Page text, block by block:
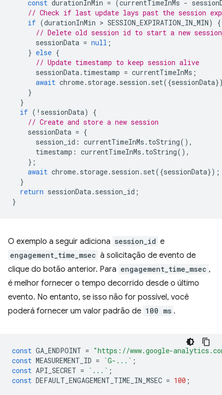
const durationInMin = (currentTimeInMs -
// Check if last update lays past the session
if (durationInMin > SESSION_EXPIRATION_IN_MIN)
{
// Delete old session id to start a new session
sessionData = null ;
} else {
// Update timestamp to keep session alive
sessionData. timestamp = currentTimeInMs ;
await chrome. storage. session . set({sessionData
}
}
if ( ! sessionData)
{
// Create and store a new session
sessionData = {
session_id : currentTimeInMs . toString(),
timestamp : currentTimeInMs . toString(),
};
await chrome. storage. session . set({sessionData});
}
return sessionData. session_id ;
}
O exemplo a seguir adiciona session_id e
engagement_time_msec à solicitação de evento de
clique do botão anterior. Para engagement_time_msec ,
é melhor fornecer o tempo decorrido desde o último
evento. No entanto, se isso não for possível, você
poderá fornecer um valor padrão de 100 ms .
const GA_ENDPOINT = "https://www.google-
const MEASUREMENT_ID = `G-...` ;
const API_SECRET = `...` ;
const DEFAULT_ENGAGEMENT_TIME_IN_MSEC = 100 ;